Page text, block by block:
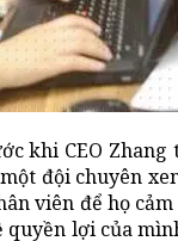
khi CEO
đội chuyên
viên để họ
lợi của